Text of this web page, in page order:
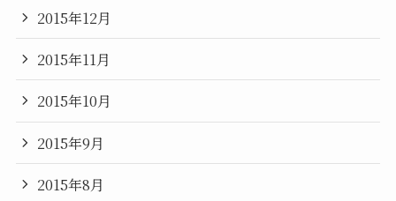
2015年12月
2015年11月
2015年10月
2015年9月
2015年8月